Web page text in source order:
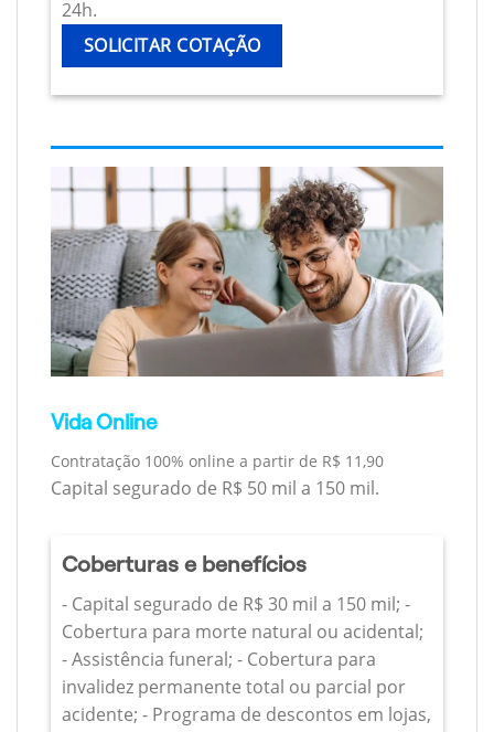
24h.
SOLICITAR COTAÇÃO
Vida Online
Contratação 100% online a partir de R$ 11,90
Capital segurado de R$ 50 mil a 150 mil.
Coberturas e benefícios
- Capital segurado de R$ 30 mil a 150 mil; -
Cobertura para morte natural ou acidental;
- Assistência funeral; - Cobertura para
invalidez permanente total ou parcial por
acidente; - Programa de descontos em lojas,